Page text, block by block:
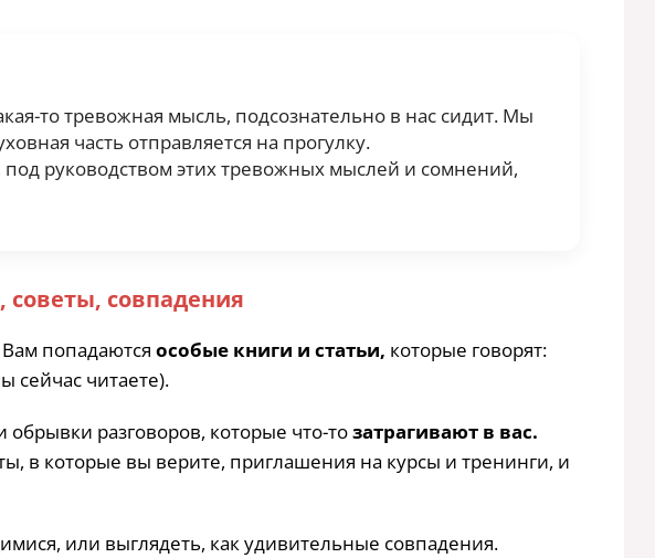
то тревожная мысль, подсознательно в нас сидит. Мы
часть отправляется на прогулку.
под руководством этих тревожных мыслей и сомнений,
совпадения
попадаются особые книги и статьи, которые говорят:
сейчас читаете).
разговоров, которые что-тозатрагивают в вас.
в которые вы верите, приглашения на курсы и тренинги, и
или выглядеть, как удивительные совпадения.